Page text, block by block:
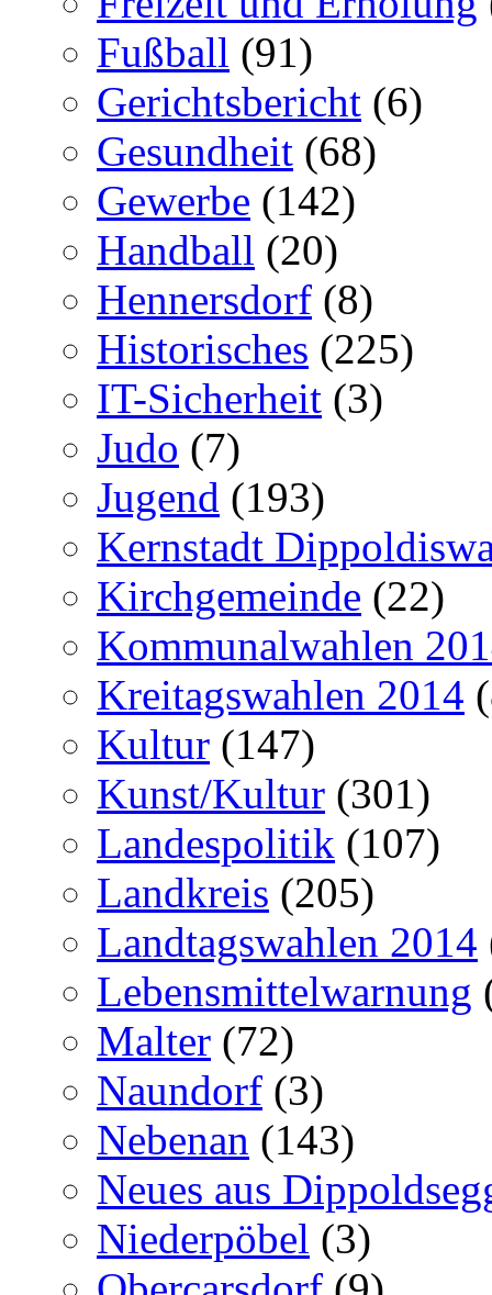
Fußball (91)
Gerichtsbericht (6)
Gesundheit (68)
Gewerbe (142)
Handball (20)
Hennersdorf (8)
Historisches (225)
IT-Sicherheit (3)
Judo (7)
Jugend (193)
Kernstadt
Kirchgemeinde (22)
Kommunalwahlen
Kreitagswahlen 2014
Kultur (147)
Kunst/Kultur (301)
Landespolitik (107)
Landkreis (205)
Landtagswahlen 2014
Lebensmittelwarnung
Malter (72)
Naundorf (3)
Nebenan (143)
Neues aus
Niederpöbel (3)